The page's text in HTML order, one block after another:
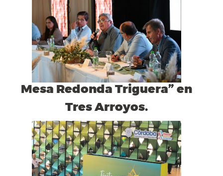
Mesa Redonda Triguera” en
Tres Arroyos.